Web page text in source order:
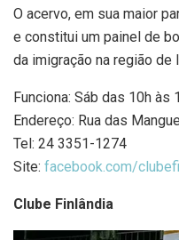
O acervo, em sua maior
e constitui um painel de
da imigração na região de
Funciona: Sáb das 10h
Endereço: Rua das
Tel: 24 3351-1274
Site: facebook.com/
Clube Finlândia